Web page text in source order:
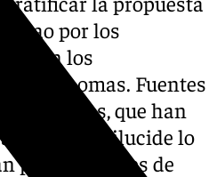
por los
con los
autónomas. Fuentes
reuniones, que han
es que se dilucide lo
publicar antes de